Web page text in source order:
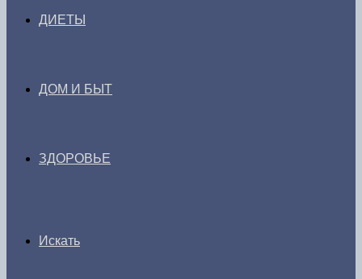
ДИЕТЫ
ДОМ И БЫТ
ЗДОРОВЬЕ
Искать